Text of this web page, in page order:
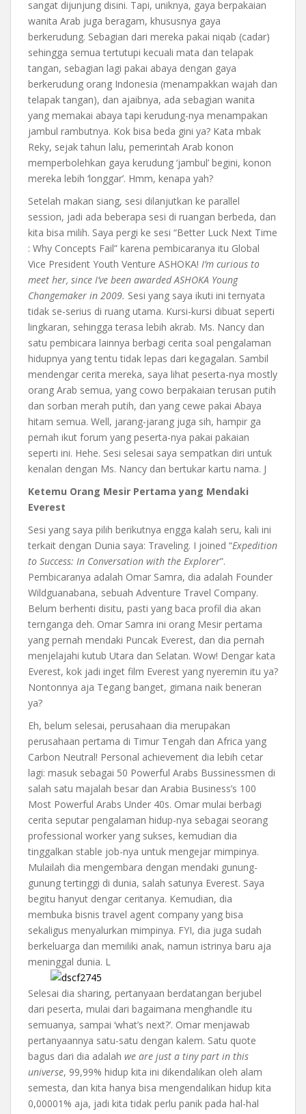
sangat dijunjung disini. Tapi, uniknya, gaya berpakaian
wanita Arab juga beragam, khususnya gaya
berkerudung. Sebagian dari mereka pakai niqab (cadar)
sehingga semua tertutupi kecuali mata dan telapak
tangan, sebagian lagi pakai abaya dengan gaya
berkerudung orang Indonesia (menampakkan wajah dan
telapak tangan), dan ajaibnya, ada sebagian wanita
yang memakai abaya tapi kerudung-nya menampakan
jambul rambutnya. Kok bisa beda gini ya? Kata mbak
Reky, sejak tahun lalu, pemerintah Arab konon
memperbolehkan gaya kerudung ‘jambul’ begini, konon
mereka lebih ‘longgar’. Hmm, kenapa yah?
Setelah makan siang, sesi dilanjutkan ke parallel
session, jadi ada beberapa sesi di ruangan berbeda, dan
kita bisa milih. Saya pergi ke sesi “Better Luck Next Time
: Why Concepts Fail” karena pembicaranya itu Global
Vice President Youth Venture ASHOKA! I’m curious to
meet her, since I’ve been awarded ASHOKA Young
Changemaker in 2009. Sesi yang saya ikuti ini ternyata
tidak se-serius di ruang utama. Kursi-kursi dibuat seperti
lingkaran, sehingga terasa lebih akrab. Ms. Nancy dan
satu pembicara lainnya berbagi cerita soal pengalaman
hidupnya yang tentu tidak lepas dari kegagalan. Sambil
mendengar cerita mereka, saya lihat peserta-nya mostly
orang Arab semua, yang cowo berpakaian terusan putih
dan sorban merah putih, dan yang cewe pakai Abaya
hitam semua. Well, jarang-jarang juga sih, hampir ga
pernah ikut forum yang peserta-nya pakai pakaian
seperti ini. Hehe. Sesi selesai saya sempatkan diri untuk
kenalan dengan Ms. Nancy dan bertukar kartu nama. J
Ketemu Orang Mesir Pertama yang Mendaki
Everest
Sesi yang saya pilih berikutnya engga kalah seru, kali ini
terkait dengan Dunia saya: Traveling. I joined “Expedition
to Success: In Conversation with the Explorer”.
Pembicaranya adalah Omar Samra, dia adalah Founder
Wildguanabana, sebuah Adventure Travel Company.
Belum berhenti disitu, pasti yang baca profil dia akan
ternganga deh. Omar Samra ini orang Mesir pertama
yang pernah mendaki Puncak Everest, dan dia pernah
menjelajahi kutub Utara dan Selatan. Wow! Dengar kata
Everest, kok jadi inget film Everest yang nyeremin itu ya?
Nontonnya aja Tegang banget, gimana naik beneran
ya?
Eh, belum selesai, perusahaan dia merupakan
perusahaan pertama di Timur Tengah dan Africa yang
Carbon Neutral! Personal achievement dia lebih cetar
lagi: masuk sebagai 50 Powerful Arabs Bussinessmen di
salah satu majalah besar dan Arabia Business’s 100
Most Powerful Arabs Under 40s. Omar mulai berbagi
cerita seputar pengalaman hidup-nya sebagai seorang
professional worker yang sukses, kemudian dia
tinggalkan stable job-nya untuk mengejar mimpinya.
Mulailah dia mengembara dengan mendaki gunung-
gunung tertinggi di dunia, salah satunya Everest. Saya
begitu hanyut dengar ceritanya. Kemudian, dia
membuka bisnis travel agent company yang bisa
sekaligus menyalurkan mimpinya. FYI, dia juga sudah
berkeluarga dan memiliki anak, namun istrinya baru aja
meninggal dunia. L
Selesai dia sharing, pertanyaan berdatangan berjubel
dari peserta, mulai dari bagaimana menghandle itu
semuanya, sampai ‘what’s next?’. Omar menjawab
pertanyaannya satu-satu dengan kalem. Satu quote
bagus dari dia adalah we are just a tiny part in this
universe, 99,99% hidup kita ini dikendalikan oleh alam
semesta, dan kita hanya bisa mengendalikan hidup kita
0,00001% aja, jadi kita tidak perlu panik pada hal-hal